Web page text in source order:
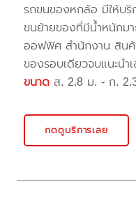
รถขนของหกล้อ มีให้บริ
ขนย้ายของที่มีน้ำหนักม
ออฟฟิศ สำนักงาน สิน
ของรอบเดียวจบแนะนำ
ขนาด ส. 2.8 ม. - ก.
กดดูบริการเลย